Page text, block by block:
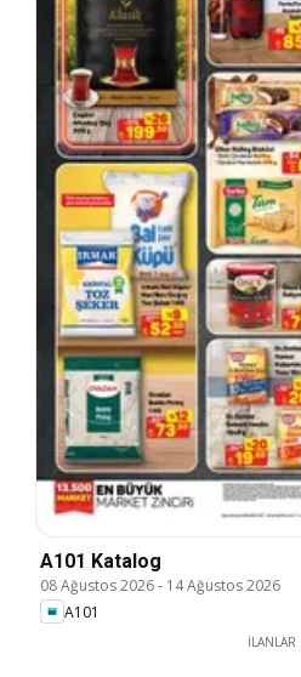
A101 Katalog
08 Ağustos 2026- 14 Ağustos 2026
A101
İLANLAR